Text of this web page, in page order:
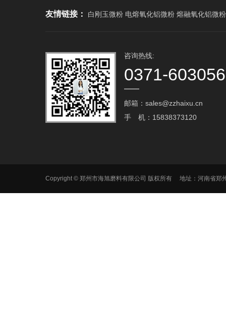
友情链接： 白刚玉微粉 电熔氧化铝微粉 熔融氧化铝微粉
咨询热线:
0371-
邮箱：sales@zzhaixu.cn
手 机：15838373120
Copyright © 郑州市海旭磨料有限公司 版权所有 地址：河南省